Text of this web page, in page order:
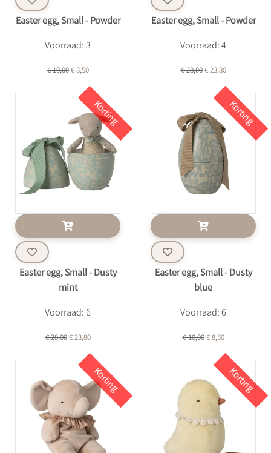
Easter egg, Small - Powder
Voorraad: 3
€ 10,00€ 8,50
Easter egg, Small - Powder
Voorraad: 4
€ 28,00€ 23,80
Korting
Easter egg, Small - Dusty
mint
Voorraad: 6
€ 28,00€ 23,80
Korting
Easter egg, Small - Dusty
blue
Voorraad: 6
€ 10,00€ 8,50
Korting Korting